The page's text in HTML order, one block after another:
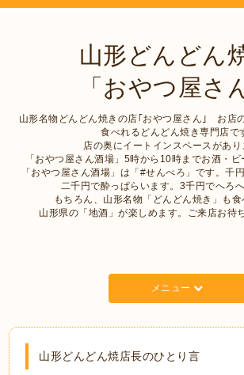
山形どんどん
「おやつ屋さ
山形名物どんどん焼きの店｢おやつ屋さん｣ お店
食べれるどんどん焼き専門店で
店の奥にイートインスペースがあり
「おやつ屋さん酒場」5時から10時までお酒・ビ
「おやつ屋さん酒場」は「#せんべろ」です。千
二千円で酔っぱらいます。3千円でへろ
もちろん、山形名物「どんどん焼き」も食
山形県の「地酒」が楽しめます。ご来店お待
メニュー
山形どんどん焼店長のひとり言